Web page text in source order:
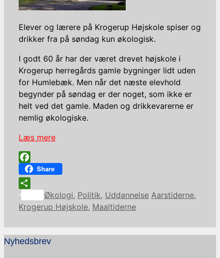
Elever og lærere på Krogerup Højskole spiser og
drikker fra på søndag kun økologisk.
I godt 60 år har der været drevet højskole i
Krogerup herregårds gamle bygninger lidt uden
for Humlebæk. Men når det næste elevhold
begynder på søndag er der noget, som ikke er
helt ved det gamle. Maden og drikkevarerne er
nemlig økologiske.
Læs mere
Facebook
Share
Share
Kategorier
Økologi, Politik, Uddannelse Tags
Aarstiderne,
Krogerup Højskole, Maaltiderne
Nyhedsbrev